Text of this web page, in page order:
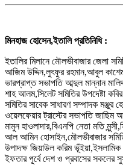
মিনহাজ হোসেন,ইতালি প্রতিনিধি :
ইতালির মিলানে মৌলভীবাজার জেলা
আজিম উদ্দিন,লুৎফুর রহমান,আবুল কাশেম
ভারপ্রাপ্ত সভাপতি আব্দুল মান্নান
শাহ আলম,সিলেট সমিতির উপদেষ্টা
সমিতির সাবেক সাধারণ সম্পাদক মঞ্জুর
ওয়েলফেয়ার ট্রাস্টের সভাপতি জাছিম
মামুন হাওলাদার,বিএনপি নেতা মতি
আল আমিন হোসাইন,মৌলভীবাজার
উপাদক্ষ জিয়াউল করিম ভূঁইয়া,ইসলামিক
ইফতার পূর্বে দেশ ও প্রবাসের সকলের